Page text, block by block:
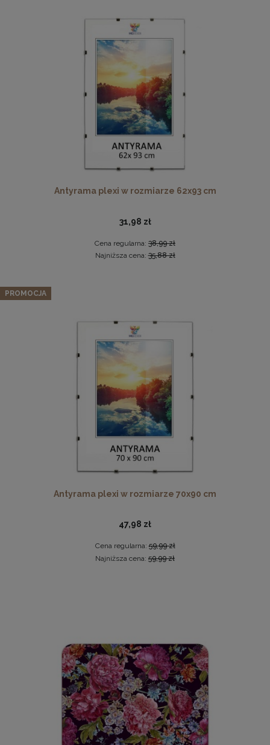
Drewniana, frezowana ramka na zdjęcia, plakaty, obrazy w
rozmiarze 15 x 21 cm w kolorze białym
14,99 zł
DO KOSZYKA
Drewniana, frezowana ramka na zdjęcia, plakaty, obrazy w
rozmiarze 18 x 24 cm w kolorze białym
16,99 zł
DO KOSZYKA
Ramka na zdjęcia 30 x 30 cm pomarańczowa, z naturalnego
drewna
32,99 zł
DO KOSZYKA
Antyrama plexi w rozmiarze 62x93 cm
31,98 zł
Cena regularna: 38,99 zł
Najniższa cena:35,88 zł
Antyrama plexi w rozmiarze 70x90 cm
47,98 zł
Cena regularna:59,99 zł
Najniższa cena: 59,99 zł
PROMOCJA